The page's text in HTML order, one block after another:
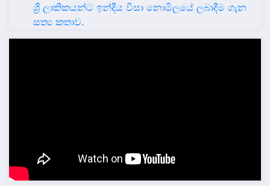
ශ්‍රී ලාකිකයන්ට ඉන්දීය වීසා නොමිලයේ ලබාදීම ගැන
සත්‍ය කතාව.